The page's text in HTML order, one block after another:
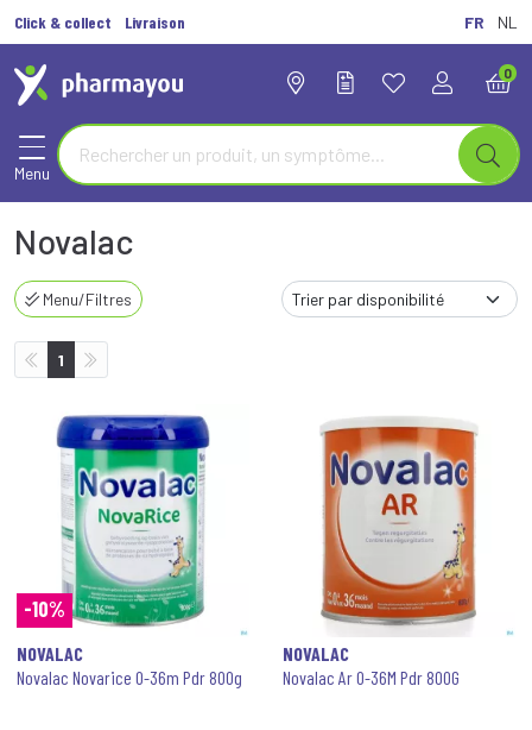
Click & collect Livraison FR NL
0
Menu
Novalac
Menu/Filtres
1
-10%
NOVALAC
Novalac Novarice 0-36m Pdr 800g
NOVALAC
Novalac Ar 0-36M Pdr 800G